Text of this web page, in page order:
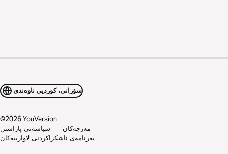
سۆرانی، کوردیی ناوەندی
©2026YouVersion
سیاسەتی پاراستن
مەرجەکان
بەرنامەی ئاشکراکردنی لاوازییەکان